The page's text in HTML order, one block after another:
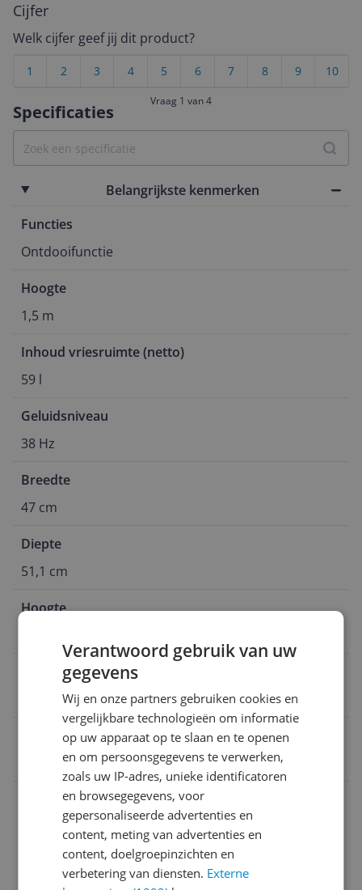
Specificaties
Belangrijkste kenmerken
Functies
Ontdooifunctie
Hoogte
1,5 m
Inhoud vriesruimte (netto)
59 l
Geluidsniveau
38 Hz
Breedte
47 cm
Diepte
51,1 cm
Hoogte
Energieklasse 2021
8712876161694
Afmetingen
Afmetingen & Inhoud
Algemeen
Cijfer
Welk cijfer geef jij dit product?
10
9
8
7
6
5
4
3
2
1
Vraag 1 van 4
Verantwoord gebruik van uw
gegevens
Wij en onze partners gebruiken cookies en
vergelijkbare technologieën om informatie
op uw apparaat op te slaan en te openen
en om persoonsgegevens te verwerken,
zoals uw IP-adres, unieke identificatoren
en browsegegevens, voor
gepersonaliseerde advertenties en
content, meting van advertenties en
content, doelgroepinzichten en
verbetering van diensten. Externe